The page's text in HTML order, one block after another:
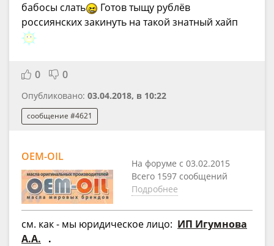
бабосы слать
Готов тыщу рублёв
россиянских закинуть на такой знатный хайп
0 0
Опубликовано: 03.04.2018, в 10:22
сообщение #4621
OEM-OIL
На форуме с 03.02.2015
Всего 1597 сообщений
Подробнее
см. как - мы юридическое лицо: ИП Игумнова
А.А. .